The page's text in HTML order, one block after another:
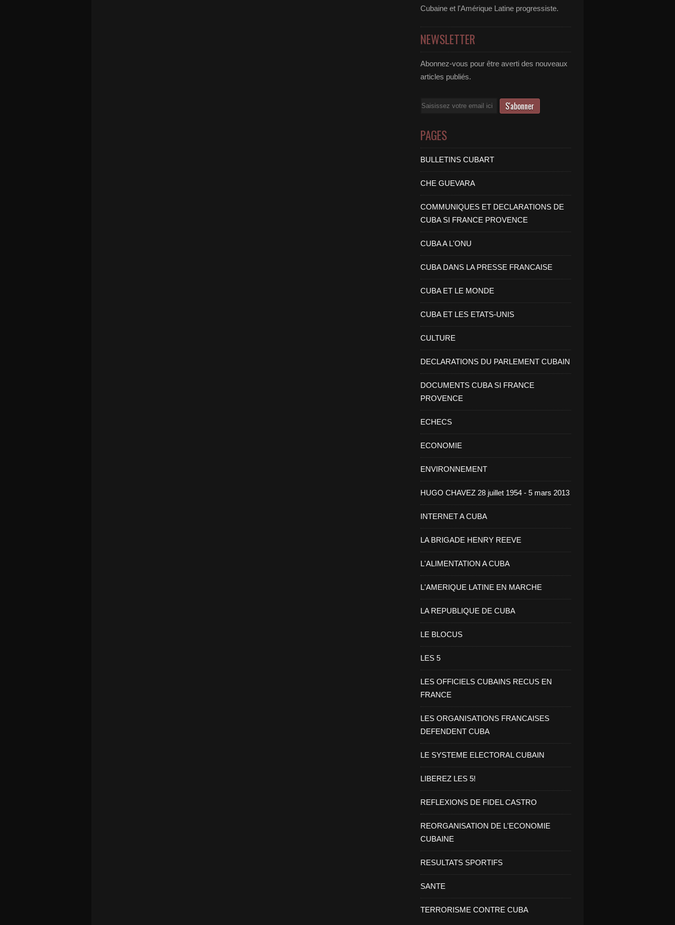
Cubaine et l'Amérique Latine progressiste.
NEWSLETTER
Abonnez-vous pour être averti des nouveaux
articles publiés.
Email
PAGES
BULLETINS CUBART
CHE GUEVARA
COMMUNIQUES ET DECLARATIONS DE
CUBA SI FRANCE PROVENCE
CUBA A L'ONU
CUBA DANS LA PRESSE FRANCAISE
CUBA ET LE MONDE
CUBA ET LES ETATS-UNIS
CULTURE
DECLARATIONS DU PARLEMENT CUBAIN
DOCUMENTS CUBA SI FRANCE
PROVENCE
ECHECS
ECONOMIE
ENVIRONNEMENT
HUGO CHAVEZ 28 juillet 1954 - 5 mars 2013
INTERNET A CUBA
LA BRIGADE HENRY REEVE
L'ALIMENTATION A CUBA
L'AMERIQUE LATINE EN MARCHE
LA REPUBLIQUE DE CUBA
LE BLOCUS
LES 5
LES OFFICIELS CUBAINS RECUS EN
FRANCE
LES ORGANISATIONS FRANCAISES
DEFENDENT CUBA
LE SYSTEME ELECTORAL CUBAIN
LIBEREZ LES 5!
REFLEXIONS DE FIDEL CASTRO
REORGANISATION DE L'ECONOMIE
CUBAINE
RESULTATS SPORTIFS
SANTE
TERRORISME CONTRE CUBA